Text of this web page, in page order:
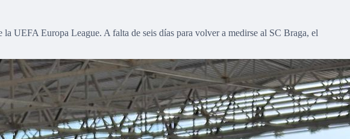
UEFA Europa League. A falta de seis días para volver a medirse al SC Braga, el